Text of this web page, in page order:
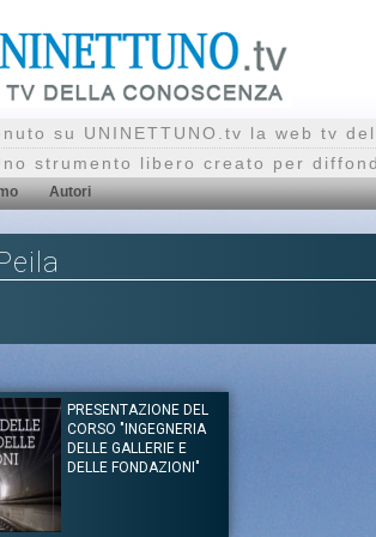
su UNINETTUNO.tv la web tv
strumento libero creato per
Autori
PRESENTAZIONE DEL
CORSO "INGEGNERIA
DELLE GALLERIE E
DELLE FONDAZIONI"